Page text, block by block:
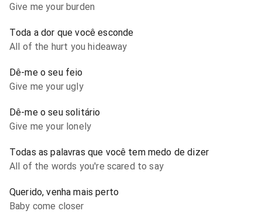
Give me your burden
Toda a dor que você esconde
All of the hurt you hideaway
Dê-me o seu feio
Give me your ugly
Dê-me o seu solitário
Give me your lonely
Todas as palavras que você tem medo de dizer
All of the words you're scared to say
Querido, venha mais perto
Baby come closer